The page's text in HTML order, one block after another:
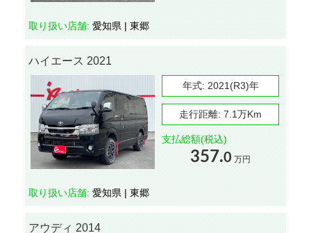
取り扱い店舗: 愛知県 | 東郷
ハイエース 2021
年式: 2021(R3)年
走行距離: 7.1万Km
支払総額(税込)
357.0 万円
取り扱い店舗: 愛知県 | 東郷
アウディ 2014